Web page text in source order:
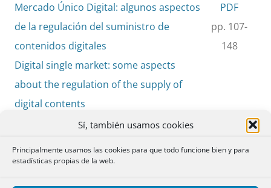
Sí, también usamos cookies
Principalmente usamos las cookies para que todo funcione bien y para
estadísticas propias de la web.
Mercado Único Digital: algunos aspectos
de la regulación del suministro de
contenidos digitales
Digital single market: some aspects
about the regulation of the supply of
digital contents
Cristina Fuenteseca Degeneffe
PDF
pp. 107-
148
La nulidad de la cláusula de gastos de los
préstamos hipotecarios
pp. 149-